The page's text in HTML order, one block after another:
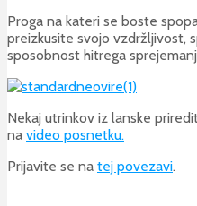
Proga na kateri se boste
preizkusite svojo vzdržljivost,
sposobnost hitrega
Nekaj utrinkov iz lanske
na video posnetku.
Prijavite se na tej povezavi.